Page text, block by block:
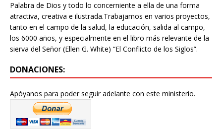
Palabra de Dios y todo lo concerniente a ella de una forma
atractiva, creativa e ilustrada.Trabajamos en varios proyectos,
tanto en el campo de la salud, la educación, salida al campo,
los 6000 años, y especialmente en el libro más relevante de la
sierva del Señor (Ellen G. White) “El Conflicto de los Siglos”.
DONACIONES:
Apóyanos para poder seguir adelante con este ministerio.